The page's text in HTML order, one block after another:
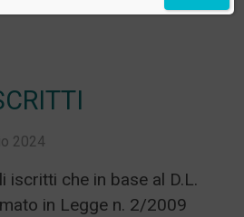
2024
iscritti che in base al D.L.
in Legge n. 2/2009